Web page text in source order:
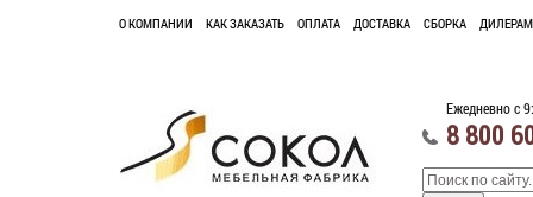
О КОМПАНИИ КАК ЗАКАЗАТЬ ОПЛАТА ДОСТАВКА СБОРКА ДИЛЕРАМ
Ежедневно с
8 800